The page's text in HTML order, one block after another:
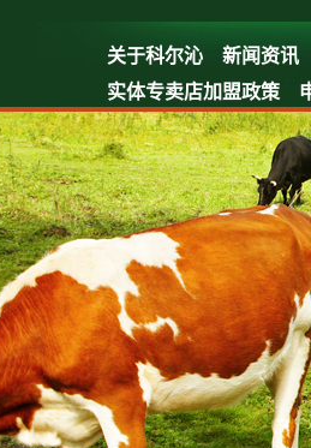
关于科尔沁
新闻资讯
实体专卖店加盟政策